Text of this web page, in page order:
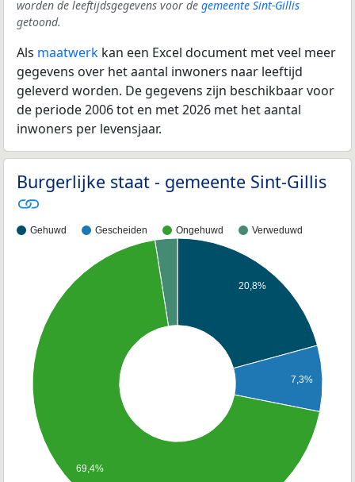
worden de leeftijdsgegevens voor de gemeente Sint-Gillis
getoond.
Als maatwerk kan een Excel document met veel meer
gegevens over het aantal inwoners naar leeftijd
geleverd worden. De gegevens zijn beschikbaar voor
de periode 2006 tot en met 2026 met het aantal
inwoners per levensjaar.
Burgerlijke staat - gemeente Sint-Gillis
Gehuwd Gescheiden Ongehuwd Verweduwd
20,8%
7,3%
69,4%